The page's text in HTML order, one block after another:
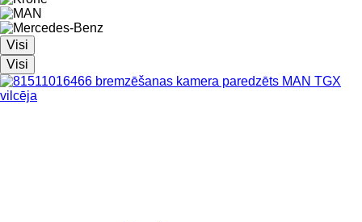
Visi
Visi